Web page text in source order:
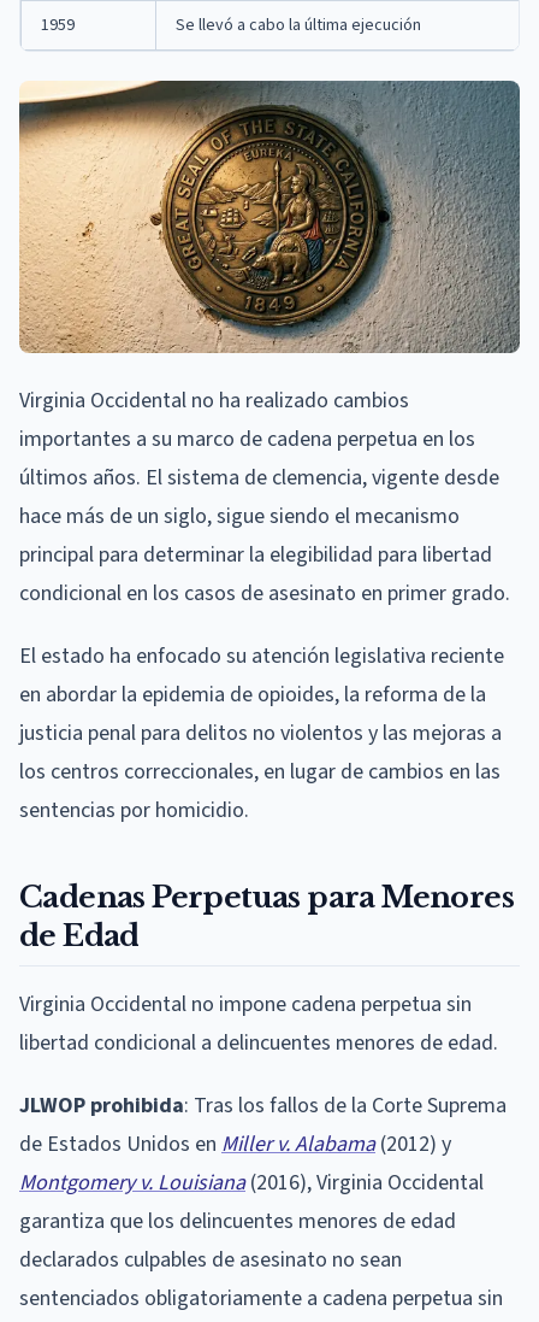
1959 Se llevó a cabo la última ejecución
Virginia Occidental no ha realizado cambios
importantes a su marco de cadena perpetua en los
últimos años. El sistema de clemencia, vigente desde
hace más de un siglo, sigue siendo el mecanismo
principal para determinar la elegibilidad para libertad
condicional en los casos de asesinato en primer grado.
El estado ha enfocado su atención legislativa reciente
en abordar la epidemia de opioides, la reforma de la
justicia penal para delitos no violentos y las mejoras a
los centros correccionales, en lugar de cambios en las
sentencias por homicidio.
Cadenas Perpetuas para Menores
de Edad
Virginia Occidental no impone cadena perpetua sin
libertad condicional a delincuentes menores de edad.
JLWOP prohibida: Tras los fallos de la Corte Suprema
de Estados Unidos en Miller v. Alabama(2012) y
Montgomery v. Louisiana(2016), Virginia Occidental
garantiza que los delincuentes menores de edad
declarados culpables de asesinato no sean
sentenciados obligatoriamente a cadena perpetua sin